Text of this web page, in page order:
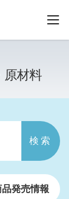
メ
原材料
品発売情報